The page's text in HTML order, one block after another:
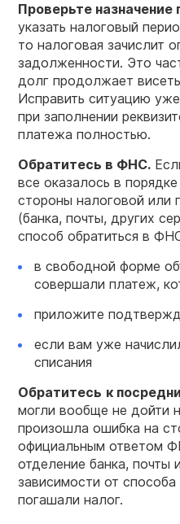
Проверьте назначение
указать налоговый
то налоговая зачислит
задолженности. Это
долг продолжает
Исправить ситуацию
при заполнении
платежа полностью.
Обратитесь в ФНС.
все оказалось в
стороны налоговой или
(банка, почты, других
способ обратиться в
в свободной форме
совершали платеж,
приложите
если вам уже
списания
Обратитесь к
могли вообще не дойти
произошла ошибка на
официальным ответом
отделение банка,
зависимости от
погашали налог.